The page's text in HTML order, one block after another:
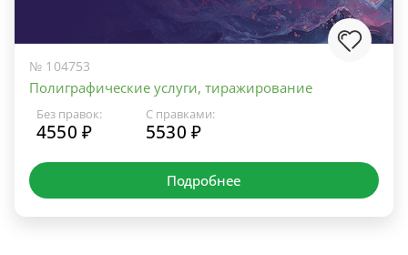
№ 104753
Полиграфические услуги, тиражирование
Без правок:
4550 ₽
С правками:
5530 ₽
Подробнее